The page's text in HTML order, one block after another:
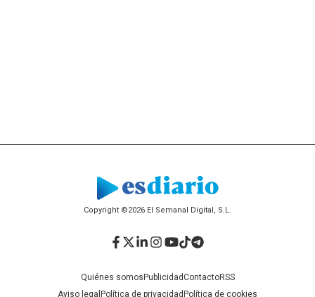
Copyright ©2026 El Semanal Digital, S.L.
Quiénes somosPublicidadContactoRSS
Aviso legal Política de privacidadPolítica de cookies
Facebook
Twitter
LinkedIn
Instagram
YouTube
TikTok
Telegram